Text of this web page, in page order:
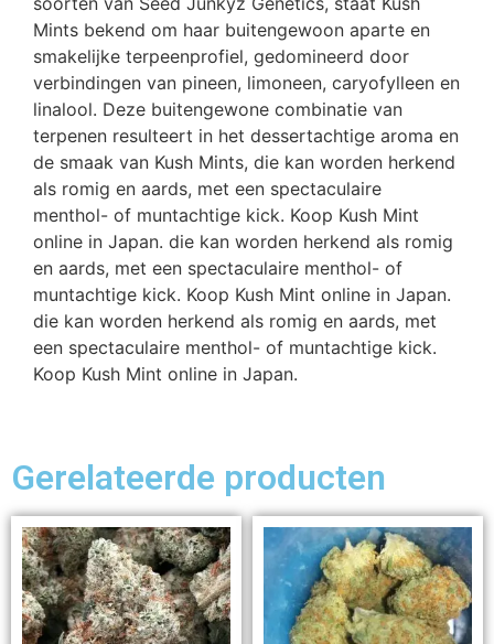
Mints bekend om haar buitengewoon aparte en
smakelijke terpeenprofiel, gedomineerd door
verbindingen van pineen, limoneen, caryofylleen en
linalool. Deze buitengewone combinatie van
terpenen resulteert in het dessertachtige aroma en
de smaak van Kush Mints, die kan worden herkend
als romig en aards, met een spectaculaire
menthol- of muntachtige kick. Koop Kush Mint
online in Japan. die kan worden herkend als romig
en aards, met een spectaculaire menthol- of
muntachtige kick. Koop Kush Mint online in Japan.
die kan worden herkend als romig en aards, met
een spectaculaire menthol- of muntachtige kick.
Koop Kush Mint online in Japan.
Gerelateerde producten